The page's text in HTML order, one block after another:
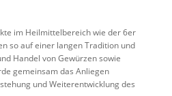
im Heilmittelbereich wie der 6er
so auf einer langen Tradition und
Handel von Gewürzen sowie
gemeinsam das Anliegen
und Weiterentwicklung des